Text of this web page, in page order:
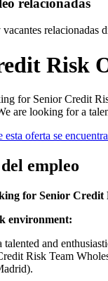
relacionadas
Risk
for Senior Credit
are looking for a
esta oferta se
empleo
for Senior Credit
environment:
and
Risk Team